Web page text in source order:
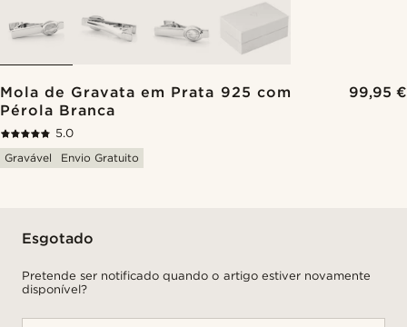
Mola de Gravata em Prata 925 com
Pérola Branca
99,95 €
5.0
Gravável
Envio Gratuito
Esgotado
Pretende ser notificado quando o artigo estiver novamente
disponível?